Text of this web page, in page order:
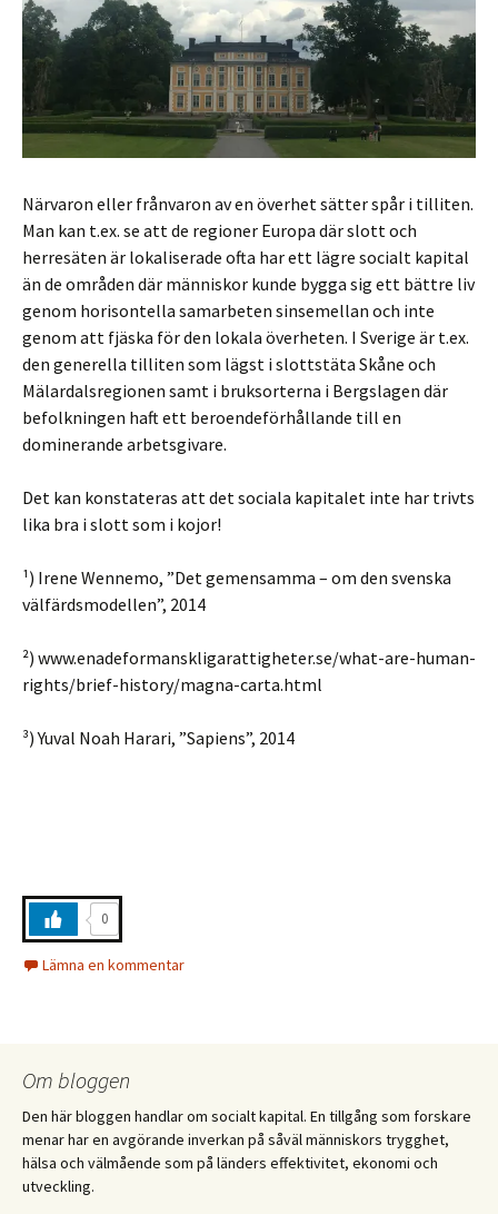
Närvaron eller frånvaron av en överhet sätter spår i tilliten.
Man kan t.ex. se att de regioner Europa där slott och
herresäten är lokaliserade ofta har ett lägre socialt kapital
än de områden där människor kunde bygga sig ett bättre liv
genom horisontella samarbeten sinsemellan och inte
genom att fjäska för den lokala överheten. I Sverige är t.ex.
den generella tilliten som lägst i slottstäta Skåne och
Mälardalsregionen samt i bruksorterna i Bergslagen där
befolkningen haft ett beroendeförhållande till en
dominerande arbetsgivare.
Det kan konstateras att det sociala kapitalet inte har trivts
lika bra i slott som i kojor!
¹) Irene Wennemo, ”Det gemensamma – om den svenska
välfärdsmodellen”, 2014
²) www.enadeformanskligarattigheter.se/what-are-human-
rights/brief-history/magna-carta.html
³) Yuval Noah Harari, ”Sapiens”, 2014
0
Lämna en kommentar
Om bloggen
Den här bloggen handlar om socialt kapital. En tillgång som forskare
menar har en avgörande inverkan på såväl människors trygghet,
hälsa och välmående som på länders effektivitet, ekonomi och
utveckling.